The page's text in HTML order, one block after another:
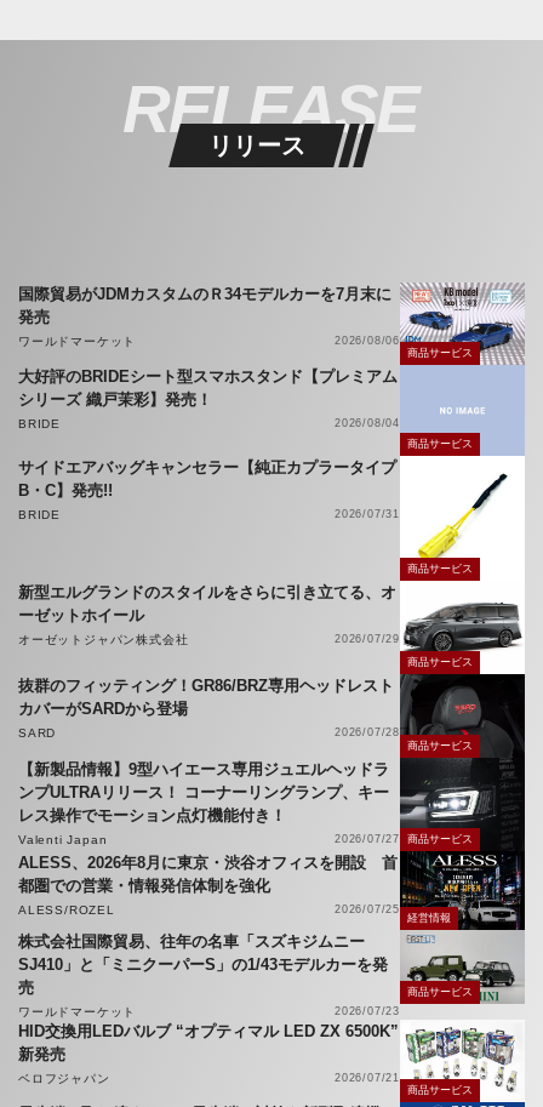
RELEASE
リリース
国際貿易がJDMカスタムのＲ34モデルカーを7月末に
発売
ワールドマーケット
2026/08/06
商品サービス
大好評のBRIDEシート型スマホスタンド【プレミアム
シリーズ 織戸茉彩】発売！
BRIDE
2026/08/04
商品サービス
サイドエアバッグキャンセラー【純正カプラータイプ
B・C】発売!!
BRIDE 2026/07/31
商品サービス
新型エルグランドのスタイルをさらに引き立てる、オ
ーゼットホイール
オーゼットジャパン株式会社
2026/07/29
商品サービス
抜群のフィッティング！GR86/BRZ専用ヘッドレスト
カバーがSARDから登場
SARD
2026/07/28
商品サービス
【新製品情報】9型ハイエース専用ジュエルヘッドラ
ンプULTRAリリース！ コーナーリングランプ、キー
レス操作でモーション点灯機能付き！
Valenti Japan 2026/07/27 商品サービス
ALESS、2026年8月に東京・渋谷オフィスを開設 首
都圏での営業・情報発信体制を強化
ALESS/ROZEL 2026/07/25
経営情報
株式会社国際貿易、往年の名車「スズキジムニー
SJ410」と「ミニクーパーS」の1/43モデルカーを発
売
ワールドマーケット 2026/07/23
商品サービス
HID交換用LEDバルブ “オプティマル LED ZX 6500K”
新発売
ベロフジャパン
2026/07/21
商品サービス